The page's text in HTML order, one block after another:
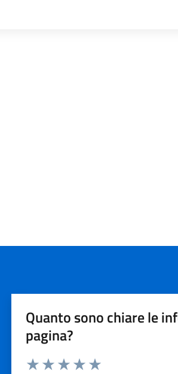
Quanto sono chiare le
pagina?
Valuta da 1 a 5 stelle la pagina